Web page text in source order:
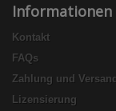
Informationen
Kontakt
FAQs
Zahlung und Versand
Lizensierung